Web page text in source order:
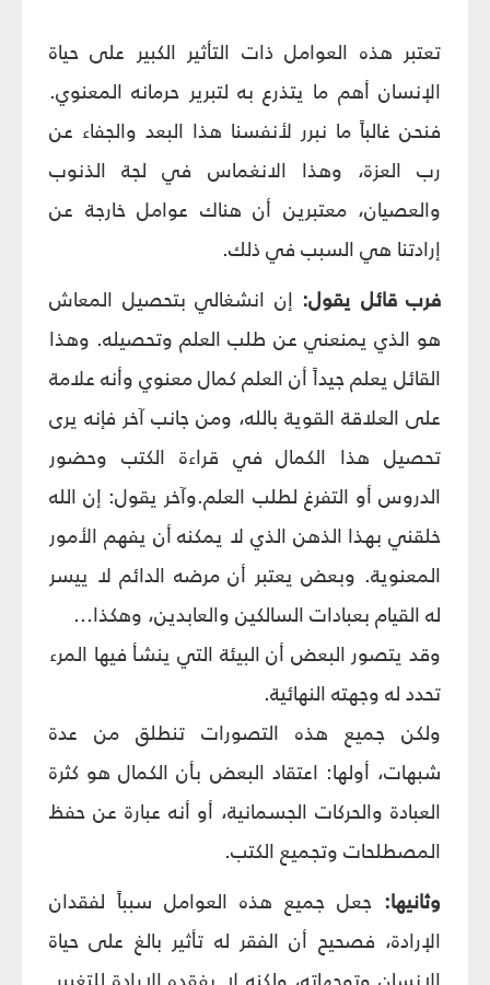
تعتبر هذه العوامل ذات التأثير الكبير على حياة
الإنسان أهم ما يتذرع به لتبرير حرمانه المعنوي.
فنحن غالباً ما نبرر لأنفسنا هذا البعد والجفاء عن
رب العزة، وهذا الانغماس في لجة الذنوب
والعصيان، معتبرين أن هناك عوامل خارجة عن
إرادتنا هي السبب في ذلك.
فرب قائل يقول: إن انشغالي بتحصيل المعاش
هو الذي يمنعني عن طلب العلم وتحصيله. وهذا
القائل يعلم جيداً أن العلم كمال معنوي وأنه علامة
على العلاقة القوية بالله، ومن جانب آخر فإنه يرى
تحصيل هذا الكمال في قراءة الكتب وحضور
الدروس أو التفرغ لطلب العلم.وآخر يقول: إن الله
خلقني بهذا الذهن الذي لا يمكنه أن يفهم الأمور
المعنوية. وبعض يعتبر أن مرضه الدائم لا ييسر
له القيام بعبادات السالكين والعابدين، وهكذا...
وقد يتصور البعض أن البيئة التي ينشأ فيها المرء
تحدد له وجهته النهائية.
ولكن جميع هذه التصورات تنطلق من عدة
شبهات، أولها: اعتقاد البعض بأن الكمال هو كثرة
العبادة والحركات الجسمانية، أو أنه عبارة عن حفظ
المصطلحات وتجميع الكتب.
وثانيها: جعل جميع هذه العوامل سبباً لفقدان
الإرادة، فصحيح أن الفقر له تأثير بالغ على حياة